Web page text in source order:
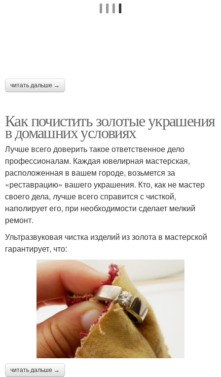
читать дальше →
Как почистить золотые украшения
в домашних условиях
Лучше всего доверить такое ответственное дело
профессионалам. Каждая ювелирная мастерская,
расположенная в вашем городе, возьмется за
«реставрацию» вашего украшения. Кто, как не мастер
своего дела, лучше всего справится с чисткой,
наполирует его, при необходимости сделает мелкий
ремонт.
Ультразвуковая чистка изделий из золота в мастерской
гарантирует, что:
читать дальше →